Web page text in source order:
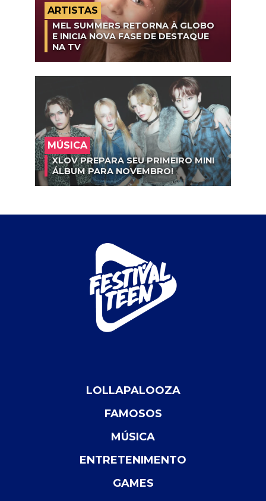
ARTISTAS
MEL SUMMERS RETORNA À GLOBO
E INICIA NOVA FASE DE DESTAQUE
NA TV
MÚSICA
XLOV PREPARA SEU PRIMEIRO MINI
ÁLBUM PARA NOVEMBRO!
LOLLAPALOOZA
FAMOSOS
MÚSICA
ENTRETENIMENTO
GAMES